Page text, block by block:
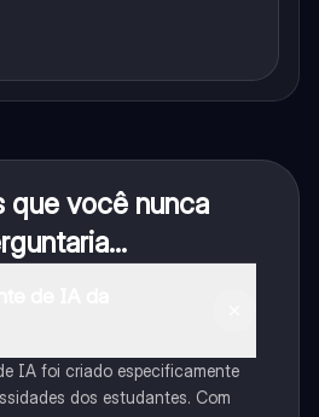
que você nunca
IA foi criado especificamente
dos estudantes. Com